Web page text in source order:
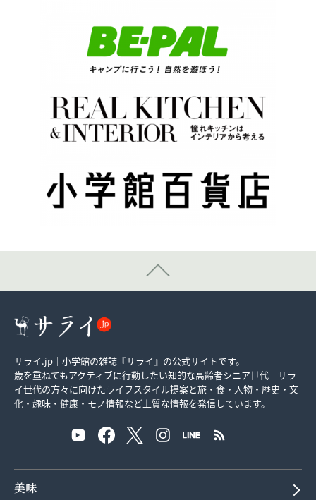
サライ.jp｜小学館の雑誌『サライ』の公式サイトです。
歳を重ねてもアクティブに行動したい知的な高齢者シニア世代＝サラ
イ世代の方々に向けたライフスタイル提案と旅・食・人物・歴史・文
化・趣味・健康・モノ情報など上質な情報を発信しています。
美味